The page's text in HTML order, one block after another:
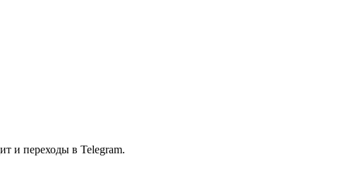
и переходы в Telegram.